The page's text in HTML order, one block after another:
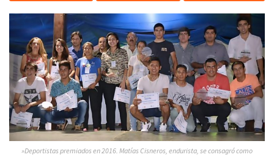
»Deportistas premiados en 2016. Matías Cisneros, endurista, se consagró como